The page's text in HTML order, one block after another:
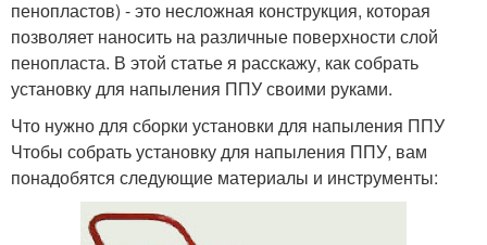
пенопластов) - это несложная конструкция, которая
позволяет наносить на различные поверхности слой
пенопласта. В этой статье я расскажу, как собрать
установку для напыления ППУ своими руками.
Что нужно для сборки установки для напыления ППУ
Чтобы собрать установку для напыления ППУ, вам
понадобятся следующие материалы и инструменты: